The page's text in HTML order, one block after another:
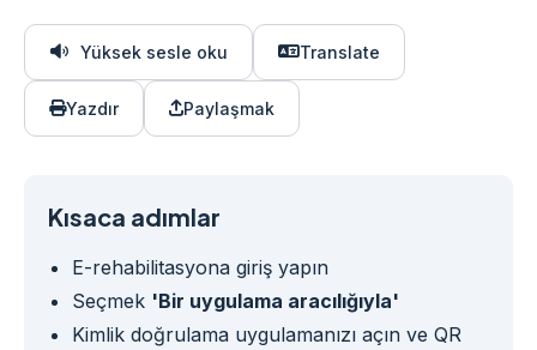
Yüksek sesle oku Translate
Yazdır Paylaşmak
Kısaca adımlar
E-rehabilitasyona giriş yapın
Seçmek 'Bir uygulama aracılığıyla'
Kimlik doğrulama uygulamanızı açın ve QR